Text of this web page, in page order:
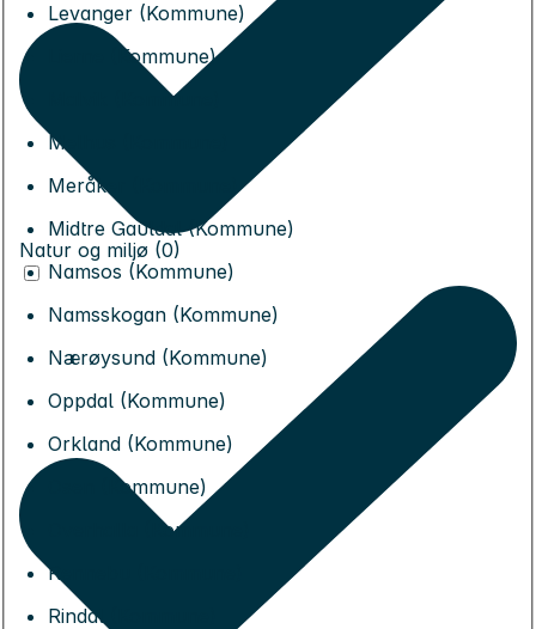
Levanger (Kommune)
Lierne (Kommune)
Malvik (Kommune)
Melhus (Kommune)
Meråker (Kommune)
Midtre Gauldal (Kommune)
Namsos (Kommune)
Namsskogan (Kommune)
Nærøysund (Kommune)
Oppdal (Kommune)
Orkland (Kommune)
Osen (Kommune)
Overhalla (Kommune)
Rennebu (Kommune)
Rindal (Kommune)
Natur og miljø (0)